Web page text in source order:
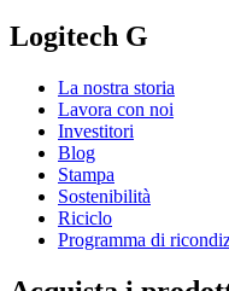
Logitech G
La nostra storia
Lavora con noi
Investitori
Blog
Stampa
Sostenibilità
Riciclo
Programma di